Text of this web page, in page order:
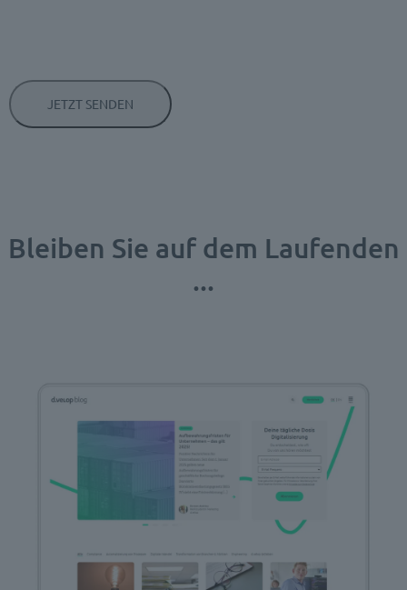
Bleiben Sie auf dem Laufenden
...